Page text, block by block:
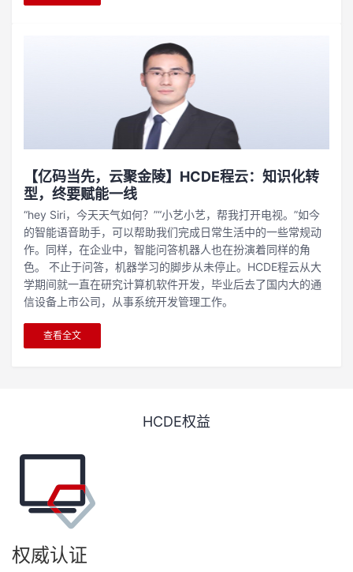
【亿码当先，云聚金陵】HCDE程云：知识化转
型，终要赋能一线
“hey Siri，今天天气如何？”“小艺小艺，帮我打开电视。”如今
的智能语音助手，可以帮助我们完成日常生活中的一些常规动
作。同样，在企业中，智能问答机器人也在扮演着同样的角
色。 不止于问答，机器学习的脚步从未停止。HCDE程云从大
学期间就一直在研究计算机软件开发，毕业后去了国内大的通
信设备上市公司，从事系统开发管理工作。
查看全文
HCDE权益
权威认证